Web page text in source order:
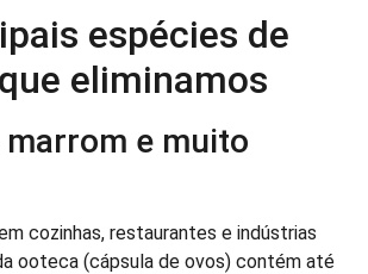
espécies de
eliminamos
marrom e muito
cozinhas, restaurantes e indústrias
ooteca (cápsula de ovos) contém até